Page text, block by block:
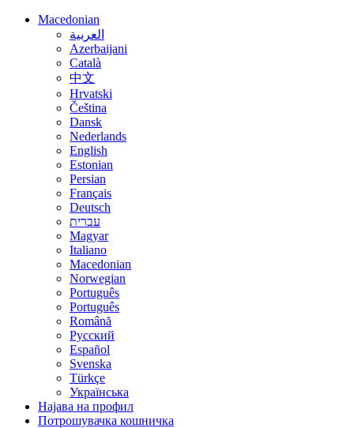
Macedonian
العربية
Azerbaijani
Català
中文
Hrvatski
Čeština
Dansk
Nederlands
English
Estonian
Persian
Français
Deutsch
עברית
Magyar
Italiano
Macedonian
Norwegian
Português
Português
Română
Русский
Español
Svenska
Türkçe
Українська
Најава на профил
Потрошувачка кошничка